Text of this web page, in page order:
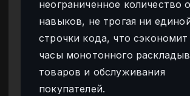
неограниченное количество
навыков, не трогая ни
строчки кода, что
часы монотонного
товаров и обслуживания
покупателей.